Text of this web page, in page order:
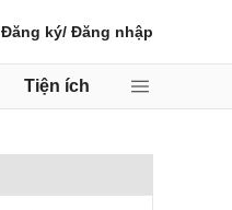
Đăng ký/ Đăng nhập
Tiện ích